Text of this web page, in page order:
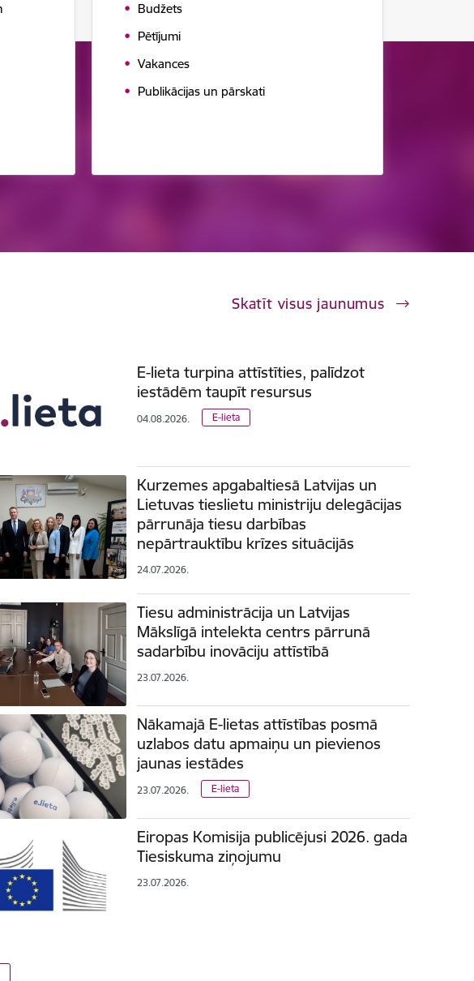
Budžets
Pētījumi
Vakances
Publikācijas un pārskati
Skatīt visus jaunumus
E-lieta turpina attīstīties, palīdzot
iestādēm taupīt resursus
04.08.2026. E-lieta
Kurzemes apgabaltiesā Latvijas un
Lietuvas tieslietu ministriju delegācijas
pārrunāja tiesu darbības
nepārtrauktību krīzes situācijās
24.07.2026.
Tiesu administrācija un Latvijas
Mākslīgā intelekta centrs pārrunā
sadarbību inovāciju attīstībā
23.07.2026.
Nākamajā E-lietas attīstības posmā
uzlabos datu apmaiņu un pievienos
jaunas iestādes
23.07.2026. E-lieta
Eiropas Komisija publicējusi 2026. gada
Tiesiskuma ziņojumu
23.07.2026.